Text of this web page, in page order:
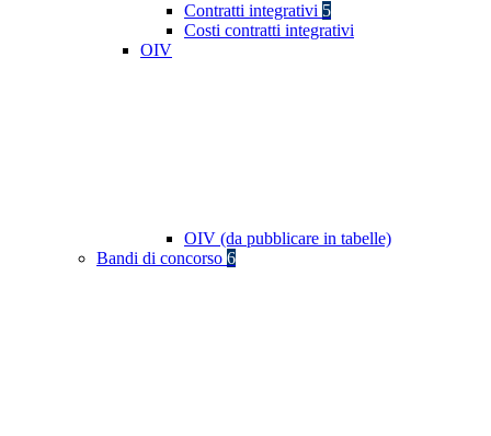
Contratti integrativi 5
Costi contratti integrativi
OIV
OIV (da pubblicare in tabelle)
Bandi di concorso 6